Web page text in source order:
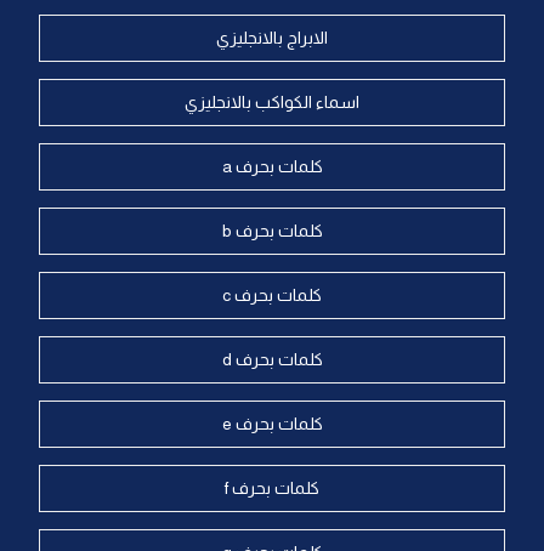
الابراج بالانجليزي
اسماء الكواكب بالانجليزي
كلمات بحرف a
كلمات بحرف b
كلمات بحرف c
كلمات بحرف d
كلمات بحرف e
كلمات بحرف f